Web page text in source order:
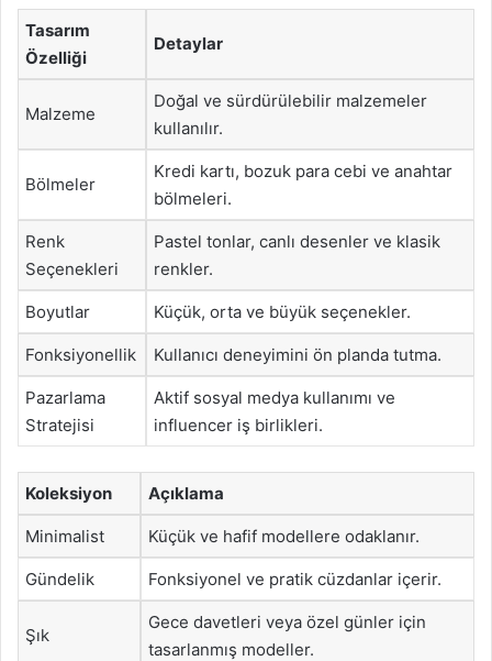
Tasarım
Özelliği
Detaylar
Malzeme
Doğal ve sürdürülebilir malzemeler
kullanılır.
Bölmeler
Kredi kartı, bozuk para cebi ve anahtar
bölmeleri.
Renk
Seçenekleri
Pastel tonlar, canlı desenler ve klasik
renkler.
Boyutlar Küçük, orta ve büyük seçenekler.
Fonksiyonellik Kullanıcı deneyimini ön planda tutma.
Pazarlama
Stratejisi
Aktif sosyal medya kullanımı ve
influencer iş birlikleri.
Koleksiyon Açıklama
Minimalist Küçük ve hafif modellere odaklanır.
Gündelik Fonksiyonel ve pratik cüzdanlar içerir.
Şık
Gece davetleri veya özel günler için
tasarlanmış modeller.